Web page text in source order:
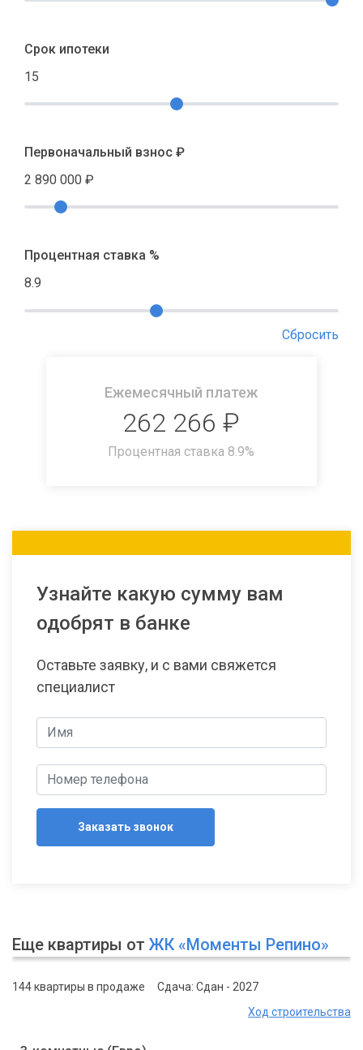
Срок ипотеки
15
Первоначальный взнос ₽
2 890 000 ₽
Процентная ставка %
8.9
Сбросить
Ежемесячный платеж
262 266 ₽
Процентная ставка 8.9%
Узнайте какую сумму вам
одобрят в банке
Оставьте заявку, и с вами свяжется
специалист
Заказать звонок
Еще квартиры от ЖК «Моменты Репино»
144 квартиры в продаже
Сдача: Сдан - 2027
Ход строительства